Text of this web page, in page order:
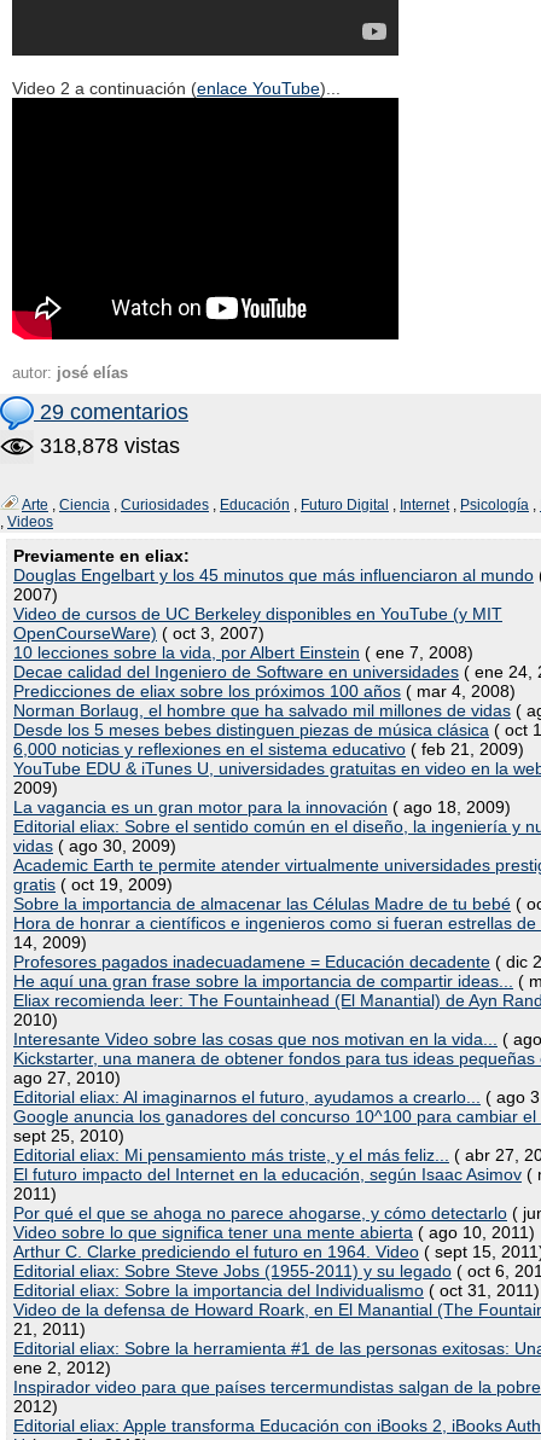
Video 2 a continuación (enlace YouTube)...
autor: josé elías
29 comentarios
318,878 vistas
Arte , Ciencia , Curiosidades , Educación , Futuro Digital , Internet, Psicología ,
, Videos
Previamente en eliax:
Douglas Engelbart y los 45 minutos que más influenciaron al mundo
2007)
Video de cursos de UC Berkeley disponibles en YouTube (y MIT
OpenCourseWare) ( oct 3, 2007)
10 lecciones sobre la vida, por Albert Einstein ( ene 7, 2008)
Decae calidad del Ingeniero de Software en universidades ( ene 24,
Predicciones de eliax sobre los próximos 100 años ( mar 4, 2008)
Norman Borlaug, el hombre que ha salvado mil millones de vidas (
Desde los 5 meses bebes distinguen piezas de música clásica ( oct
6,000 noticias y reflexiones en el sistema educativo ( feb 21, 2009)
YouTube EDU & iTunes U, universidades gratuitas en video en la
2009)
La vagancia es un gran motor para la innovación ( ago 18, 2009)
Editorial eliax: Sobre el sentido común en el diseño, la ingeniería y
vidas ( ago 30, 2009)
Academic Earth te permite atender virtualmente universidades
gratis ( oct 19, 2009)
Sobre la importancia de almacenar las Células Madre de tu bebé (
Hora de honrar a científicos e ingenieros como si fueran estrellas de
14, 2009)
Profesores pagados inadecuadamene = Educación decadente ( dic
He aquí una gran frase sobre la importancia de compartir ideas...
(
Eliax recomienda leer: The Fountainhead (El Manantial) de Ayn
2010)
Interesante Video sobre las cosas que nos motivan en la vida...
(
Kickstarter, una manera de obtener fondos para tus ideas pequeñas
ago 27, 2010)
Editorial eliax: Al imaginarnos el futuro, ayudamos a crearlo...
( ago
Google anuncia los ganadores del concurso 10^100 para cambiar el
sept 25, 2010)
Editorial eliax: Mi pensamiento más triste, y el más feliz...
( abr 27,
El futuro impacto del Internet en la educación, según Isaac Asimov (
2011)
Por qué el que se ahoga no parece ahogarse, y cómo detectarlo (
Video sobre lo que significa tener una mente abierta ( ago 10, 2011)
Arthur C. Clarke prediciendo el futuro en 1964. Video ( sept 15,
Editorial eliax: Sobre Steve Jobs (1955-2011) y su legado ( oct 6,
Editorial eliax: Sobre la importancia del Individualismo ( oct 31, 2011)
Video de la defensa de Howard Roark, en El Manantial (The
21, 2011)
Editorial eliax: Sobre la herramienta #1 de las personas exitosas:
ene 2, 2012)
Inspirador video para que países tercermundistas salgan de la
2012)
Editorial eliax: Apple transforma Educación con iBooks 2, iBooks